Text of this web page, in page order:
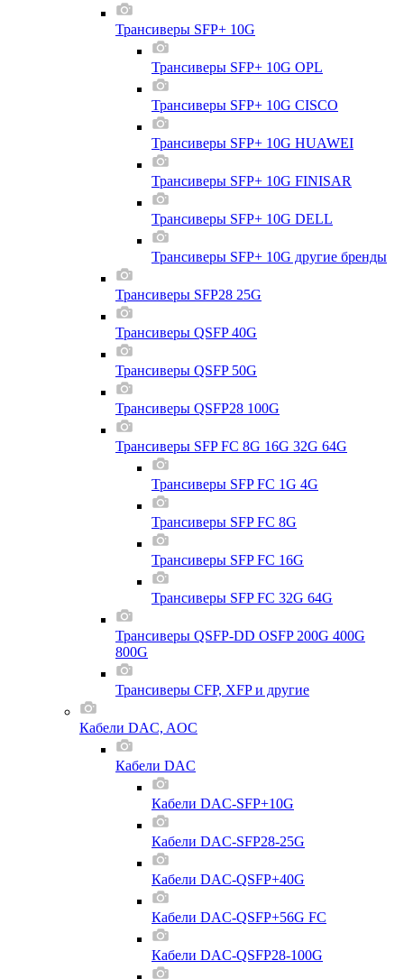
Трансиверы SFP+ 10G
Трансиверы SFP+ 10G OPL
Трансиверы SFP+ 10G CISCO
Трансиверы SFP+ 10G HUAWEI
Трансиверы SFP+ 10G FINISAR
Трансиверы SFP+ 10G DELL
Трансиверы SFP+ 10G другие бренды
Трансиверы SFP28 25G
Трансиверы QSFP 40G
Трансиверы QSFP 50G
Трансиверы QSFP28 100G
Трансиверы SFP FC 8G 16G 32G 64G
Трансиверы SFP FC 1G 4G
Трансиверы SFP FC 8G
Трансиверы SFP FC 16G
Трансиверы SFP FC 32G 64G
Трансиверы QSFP-DD OSFP 200G 400G
800G
Трансиверы CFP, XFP и другие
Кабели DAC, AOC
Кабели DAC
Кабели DAC-SFP+10G
Кабели DAC-SFP28-25G
Кабели DAC-QSFP+40G
Кабели DAC-QSFP+56G FC
Кабели DAC-QSFP28-100G